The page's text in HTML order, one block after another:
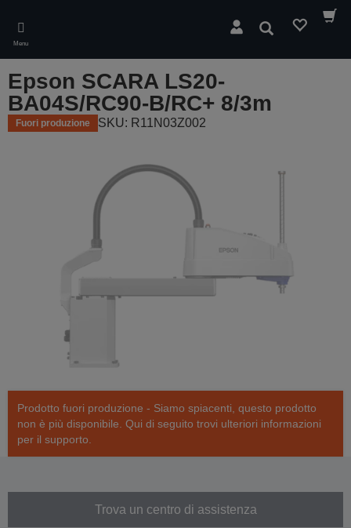
main
content
Menu
Cerca
Epson SCARA LS20-
BA04S/RC90-B/RC+ 8/3m
Fuori produzione SKU: R11N03Z002
Prodotto fuori produzione - Siamo spiacenti, questo prodotto
non è più disponibile. Qui di seguito trovi ulteriori informazioni
per il supporto.
Trova un centro di assistenza